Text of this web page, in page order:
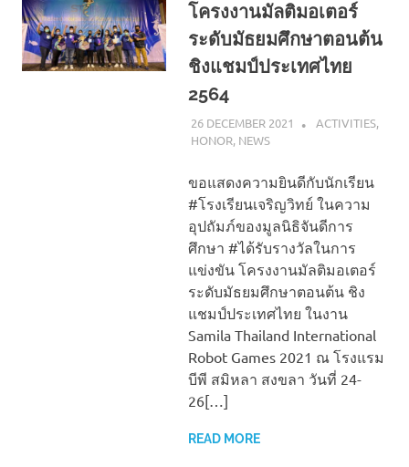
โครงงานมัลติมอเตอร์
ระดับมัธยมศึกษาตอนต้น
ชิงแชมป์ประเทศไทย
2564
26 DECEMBER 2021 NAPASS
ACTIVITIES,
HONOR, NEWS
ขอแสดงความยินดีกับนักเรียน
#โรงเรียนเจริญวิทย์ ในความ
อุปถัมภ์ของมูลนิธิจันดีการ
ศึกษา #ได้รับรางวัลในการ
แข่งขัน โครงงานมัลติมอเตอร์
ระดับมัธยมศึกษาตอนต้น ชิง
แชมป์ประเทศไทย ในงาน
Samila Thailand International
Robot Games 2021 ณ โรงแรม
บีพี สมิหลา สงขลา วันที่ 24-
26[…]
READ MORE